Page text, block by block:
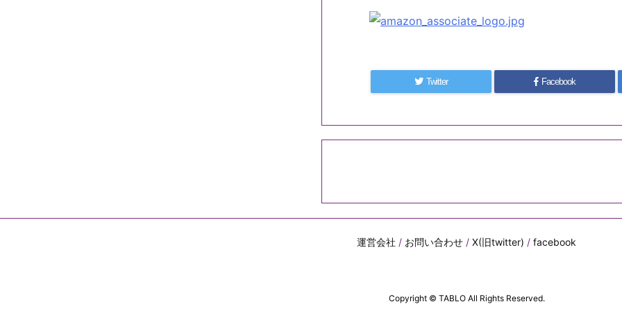
Twitter Facebook
運営会社 / お問い合わせ/ X(旧twitter) / facebook
Copyright © TABLOAll Rights Reserved.